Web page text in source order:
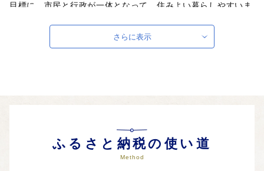
目標に、市民と行政が一体となって、住みよい暮らしやすいま
応援したい』、『曽於市出身ではないが、曽於市を応援した
い』という思いを、寄附という形で「ふるさと曽於市」のまち
外部サイトへ遷移します。
さらに表示
ふるさと納税の使い道
Method